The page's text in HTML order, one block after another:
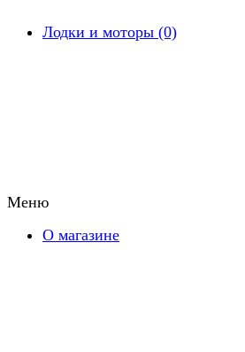
Лодки и моторы (0)
Меню
О магазине